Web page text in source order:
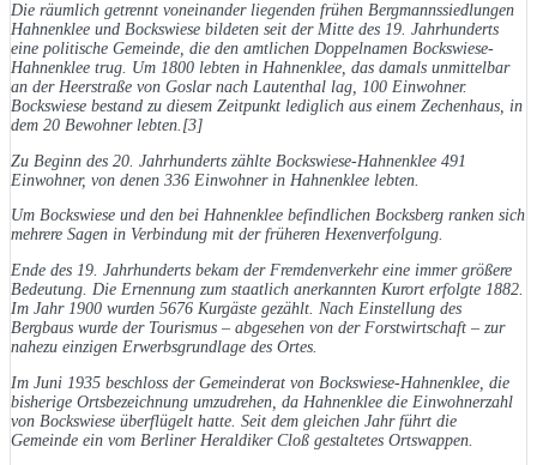
Die räumlich getrennt voneinander liegenden frühen Bergmannssiedlungen
Hahnenklee und Bockswiese bildeten seit der Mitte des 19. Jahrhunderts
eine politische Gemeinde, die den amtlichen Doppelnamen Bockswiese-
Hahnenklee trug. Um 1800 lebten in Hahnenklee, das damals unmittelbar
an der Heerstraße von Goslar nach Lautenthal lag, 100 Einwohner.
Bockswiese bestand zu diesem Zeitpunkt lediglich aus einem Zechenhaus, in
dem 20 Bewohner lebten.[3]
Zu Beginn des 20. Jahrhunderts zählte Bockswiese-Hahnenklee 491
Einwohner, von denen 336 Einwohner in Hahnenklee lebten.
Um Bockswiese und den bei Hahnenklee befindlichen Bocksberg ranken sich
mehrere Sagen in Verbindung mit der früheren Hexenverfolgung.
Ende des 19. Jahrhunderts bekam der Fremdenverkehr eine immer größere
Bedeutung. Die Ernennung zum staatlich anerkannten Kurort erfolgte 1882.
Im Jahr 1900 wurden 5676 Kurgäste gezählt. Nach Einstellung des
Bergbaus wurde der Tourismus – abgesehen von der Forstwirtschaft – zur
nahezu einzigen Erwerbsgrundlage des Ortes.
Im Juni 1935 beschloss der Gemeinderat von Bockswiese-Hahnenklee, die
bisherige Ortsbezeichnung umzudrehen, da Hahnenklee die Einwohnerzahl
von Bockswiese überflügelt hatte. Seit dem gleichen Jahr führt die
Gemeinde ein vom Berliner Heraldiker Cloß gestaltetes Ortswappen.